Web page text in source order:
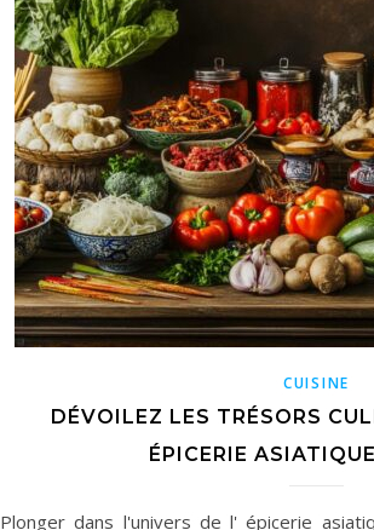
CUISINE
DÉVOILEZ LES TRÉSORS
ÉPICERIE
Plonger dans l'univers de l' épicerie